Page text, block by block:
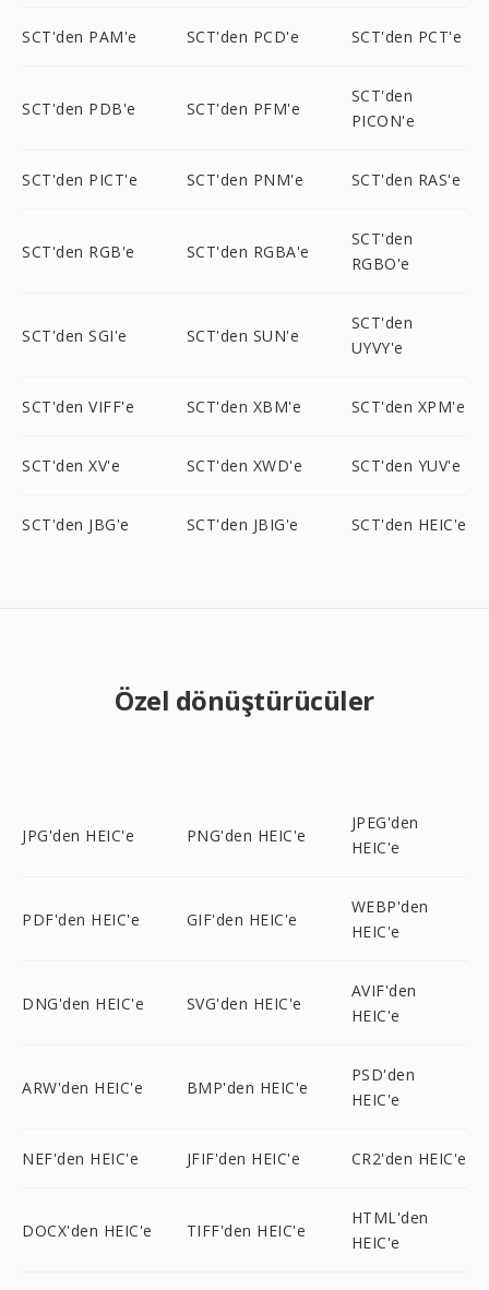
SCT'den PAM'e SCT'den PCD'e SCT'den PCT'e
SCT'den PDB'e SCT'den PFM'e
SCT'den
PICON'e
SCT'den PICT'e SCT'den PNM'e SCT'den RAS'e
SCT'den RGB'e SCT'den RGBA'e
SCT'den
RGBO'e
SCT'den SGI'e SCT'den SUN'e
SCT'den
UYVY'e
SCT'den VIFF'e SCT'den XBM'e SCT'den XPM'e
SCT'den XV'e SCT'den XWD'e SCT'den YUV'e
SCT'den JBG'e SCT'den JBIG'e SCT'den HEIC'e
Özel dönüştürücüler
JPG'den HEIC'e PNG'den HEIC'e
JPEG'den
HEIC'e
PDF'den HEIC'e GIF'den HEIC'e
WEBP'den
HEIC'e
DNG'den HEIC'e SVG'den HEIC'e
AVIF'den
HEIC'e
ARW'den HEIC'e BMP'den HEIC'e
PSD'den
HEIC'e
NEF'den HEIC'e JFIF'den HEIC'e CR2'den HEIC'e
DOCX'den HEIC'e TIFF'den HEIC'e
HTML'den
HEIC'e